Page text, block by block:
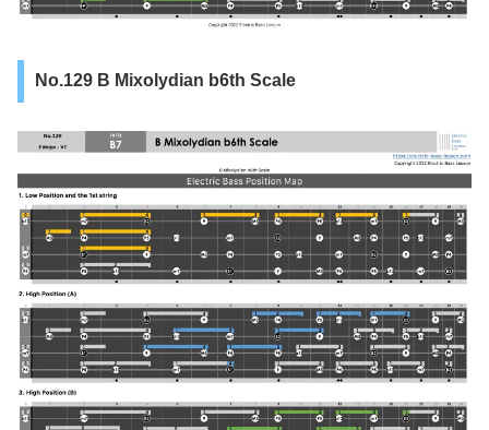
No.129 B Mixolydian b6th Scale